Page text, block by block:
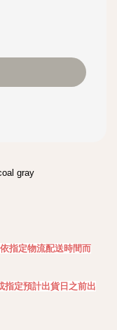
gray
指定物流配送時間而
指定預計出貨日之前出